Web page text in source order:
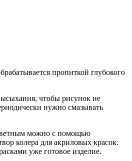
пропиткой глубокого
чтобы рисунок не
нужно смазывать
можно с помощью
колера для акриловых красок.
уже готовое изделие.